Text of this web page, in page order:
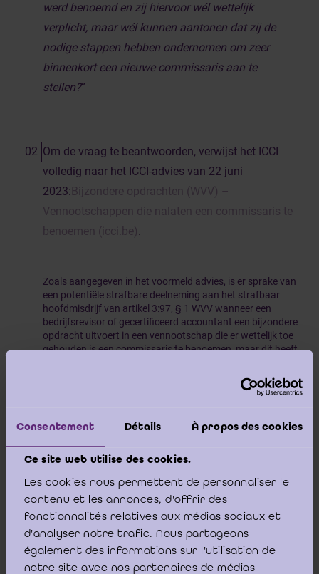
Consentement Détails À propos des cookies
Ce site web utilise des cookies.
Les cookies nous permettent de personnaliser le
contenu et les annonces, d'offrir des
fonctionnalités relatives aux médias sociaux et
d'analyser notre trafic. Nous partageons
également des informations sur l'utilisation de
notre site avec nos partenaires de médias
werd benoemd en zij hiervoor wél wettelijk
verplicht, maar wél kunnen aantonen dat zij de
nodige stappen hebben ondernomen om zeer
binnenkort een nieuwe commissaris aan te
stellen?”
Om de vraag te beantwoorden, verwijst het ICCI
volledig naar het ICCI-advies van 22 juni
2023:Bijzondere opdrachten (WVV) –
Vennootschappen die nalaten een commissaris te
benoemen (icci.be).
Zoals aangegeven in het voormeld advies, is er sprake van
een potentiële strafbare deelneming aan het strafbaar
hoofdmisdrijf van artikel 3:97, § 1 WVV wanneer een
bedrijfsrevisor of gecertificeerd accountant een bijzondere
opdracht uitvoert in een vennootschap die er wettelijk toe
gehouden is een commissaris te benoemen, maar dit heeft
De hierboven vermelde analyse geldt ook in het geval van
is de enige mogelijkheid.
Ten slotte wenst het ICCI in dit verband te
verwijzen naar het eerste principe in de
Gemeenschappelijke mededeling van het ITAA en
het IBR van 22 juni 2021 aan de (gecertificeerde)